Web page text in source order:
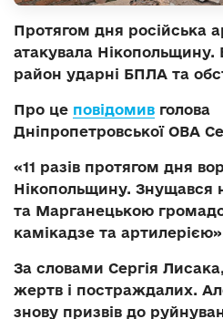
Протягом дня російська
атакувала Нікопольщину.
район ударні БПЛА та
Про це повідомив голова
Дніпропетровської ОВА
«11 разів протягом дня
Нікопольщину. Знущався
та Марганецькою
камікадзе та
За словами Сергія
жертв і постраждалих.
знову призвів до